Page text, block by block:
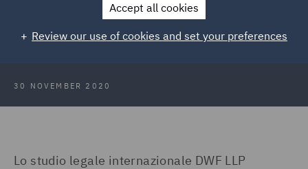
Gerolamo Vinci nuovo counsel di
DWF
30 NOVEMBER 2020
Lo studio legale internazionale DWF LLP
Accept all cookies
Review our use of cookies and set your preferences